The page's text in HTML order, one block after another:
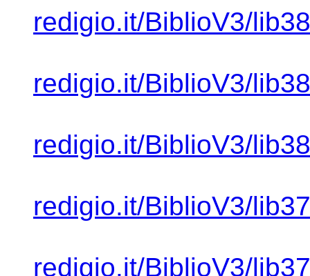
redigio.it/BiblioV3/
redigio.it/BiblioV3/
redigio.it/BiblioV3/
redigio.it/BiblioV3/
redigio.it/BiblioV3/